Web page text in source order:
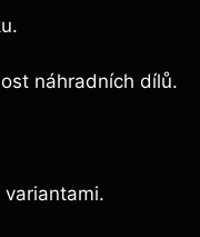
náhradních dílů.